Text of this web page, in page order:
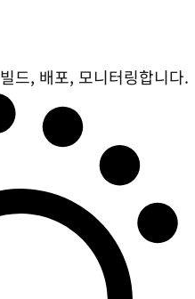
드, 배포, 모니터링합니다.